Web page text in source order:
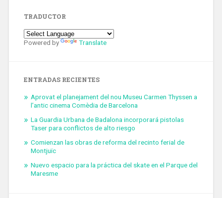
TRADUCTOR
Powered by Translate
ENTRADAS RECIENTES
Aprovat el planejament del nou Museu Carmen Thyssen a
l’antic cinema Comèdia de Barcelona
La Guardia Urbana de Badalona incorporará pistolas
Taser para conflictos de alto riesgo
Comienzan las obras de reforma del recinto ferial de
Montjuïc
Nuevo espacio para la práctica del skate en el Parque del
Maresme